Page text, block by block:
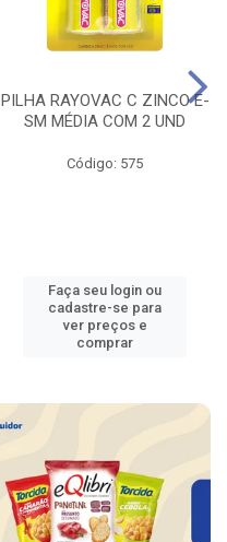
PILHA RAYOVAC C ZINCO E-
SM MÉDIA COM 2 UND
Código: 575
Faça seu login ou
cadastre-se para
ver preços e
comprar